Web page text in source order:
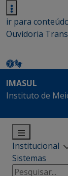
ir para
Ouvidoria
IMASUL
Instituto de
Institucional
Sistemas
Pesquisar